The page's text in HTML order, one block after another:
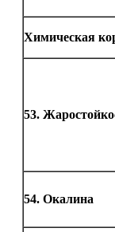
Химическая
53.
54. Окалина